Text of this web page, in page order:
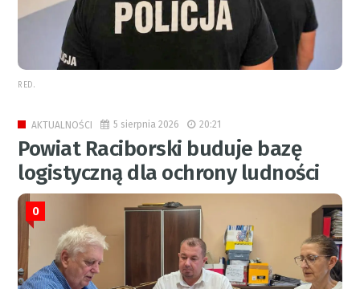
RED.
AKTUALNOŚCI 5 sierpnia 2026 20:21
Powiat Raciborski buduje bazę
logistyczną dla ochrony ludności
0